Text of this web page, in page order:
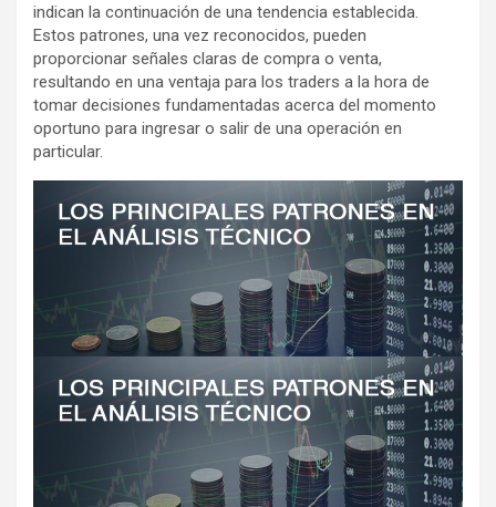
indican la continuación de una tendencia establecida.
Estos patrones, una vez reconocidos, pueden
proporcionar señales claras de compra o venta,
resultando en una ventaja para los traders a la hora de
tomar decisiones fundamentadas acerca del momento
oportuno para ingresar o salir de una operación en
particular.